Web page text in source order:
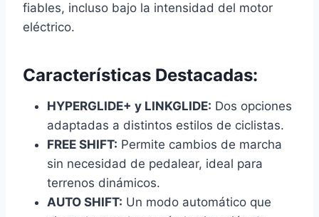
fiables, incluso bajo la intensidad del motor
eléctrico.
Características Destacadas:
HYPERGLIDE+ y LINKGLIDE: Dos opciones
adaptadas a distintos estilos de ciclistas.
FREE SHIFT: Permite cambios de marcha
sin necesidad de pedalear, ideal para
terrenos dinámicos.
AUTO SHIFT: Un modo automático que